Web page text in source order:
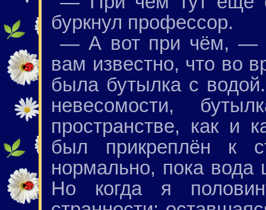
буркнул профессор.
— А вот при чём, —
вам известно, что во
была бутылка с
невесомости,
пространстве, как и
был прикреплён к
нормально, пока вода
Но когда я